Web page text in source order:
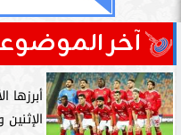
آخر
أبرزها